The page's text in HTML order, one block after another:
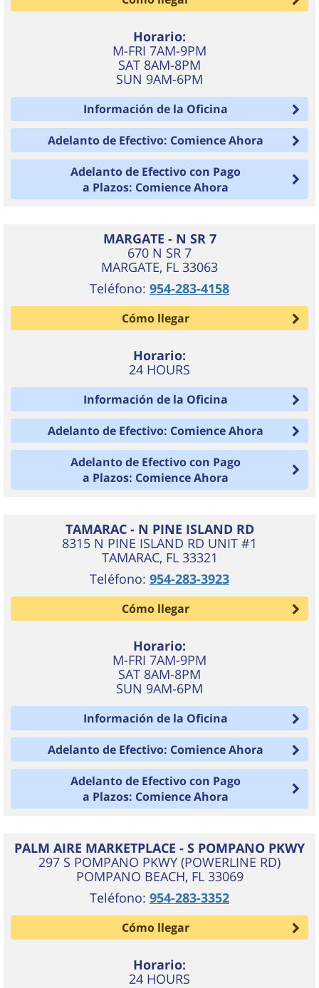
Horario:
M-FRI 7AM-9PM
SAT 8AM-8PM
SUN 9AM-6PM
Información de la Oficina
Adelanto de Efectivo: Comience Ahora
Adelanto de Efectivo con Pago
a Plazos: Comience Ahora
MARGATE - N SR 7
670 N SR 7
MARGATE, FL 33063
Teléfono: 954-283-4158
Cómo llegar
Horario:
24 HOURS
Información de la Oficina
Adelanto de Efectivo: Comience Ahora
Adelanto de Efectivo con Pago
a Plazos: Comience Ahora
TAMARAC - N PINE ISLAND RD
8315 N PINE ISLAND RD UNIT #1
TAMARAC, FL 33321
Teléfono: 954-283-3923
Cómo llegar
Horario:
M-FRI 7AM-9PM
SAT 8AM-8PM
SUN 9AM-6PM
Información de la Oficina
Adelanto de Efectivo: Comience Ahora
Adelanto de Efectivo con Pago
a Plazos: Comience Ahora
PALM AIRE MARKETPLACE - S POMPANO PKWY
297 S POMPANO PKWY (POWERLINE RD)
POMPANO BEACH, FL 33069
Teléfono: 954-283-3352
Cómo llegar
Horario:
24 HOURS